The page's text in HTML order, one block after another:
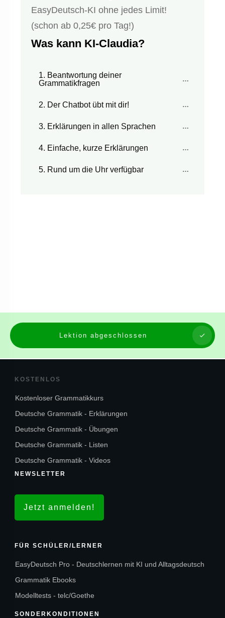
EasyDeutsch-KI ohne jedes Limit!
(schon ab 0,25€ pro Tag!)
Was kann KI-Claudia?
1. Beantwortung deiner
Grammatikfragen
2. Der Chatbot übt mit dir!
3. Erklärungen in allen Sprachen
4. Einfache, kurze Erklärungen
5. Rund um die Uhr verfügbar
Lektion abgeschlossen
KOSTENLOS
Kostenloser Grammatikkurs
Deutsche Grammatik - Erklärungen
Deutsche Grammatik - Übungen
Deutsche Grammatik - Listen
Deutsche Grammatik - Videos
NEWSLETTER
Jetzt anmelden!
FÜR SCHÜLER/LERNER
EasyDeutsch Pro - Deutschlernen mit KI und Alltagsdeutsch
Grammatik Ebooks
Modelltests - telc/Goethe
SONDERKONDITIONEN